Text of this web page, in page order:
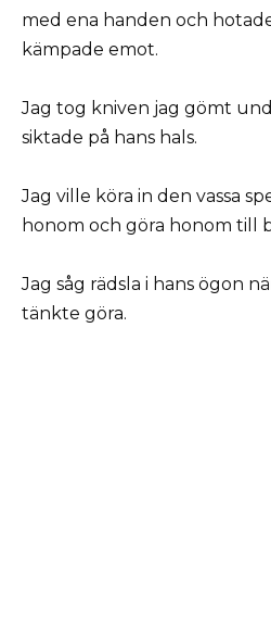
med ena handen och
kämpade emot.
Jag tog kniven jag gömt
siktade på hans hals.
Jag ville köra in den vassa
honom och göra honom till
Jag såg rädsla i hans ögon
tänkte göra.